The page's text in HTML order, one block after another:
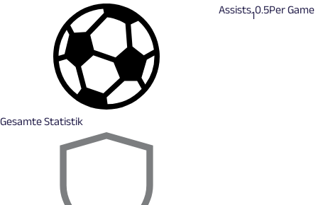
Assists10.5Per Game
Gesamte Statistik